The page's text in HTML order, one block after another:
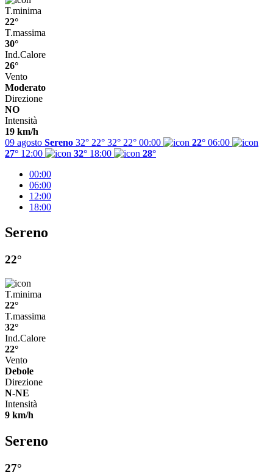
T.minima
22°
T.massima
30°
Ind.Calore
26°
Vento
Moderato
Direzione
NO
Intensità
19 km/h
09 agosto Sereno 32° 22° 32° 22° 00:00 22° 06:00
27° 12:00 32° 18:00
28°
00:00
06:00
12:00
18:00
Sereno
22°
T.minima
22°
T.massima
32°
Ind.Calore
22°
Vento
Debole
Direzione
N-NE
Intensità
9 km/h
Sereno
27°